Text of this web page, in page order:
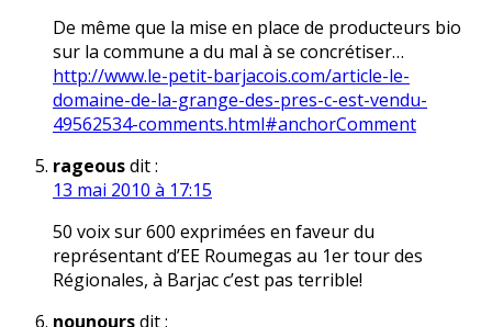
De même que la mise en place de producteurs bio
sur la commune a du mal à se concrétiser…
http://www.le-petit-barjacois.com/article-le-
domaine-de-la-grange-des-pres-c-est-vendu-
49562534-comments.html#anchorComment
rageousdit :
13 mai 2010 à 17:15
50 voix sur 600 exprimées en faveur du
représentant d’EE Roumegas au 1er tour des
Régionales, à Barjac c’est pas terrible!
nounoursdit :